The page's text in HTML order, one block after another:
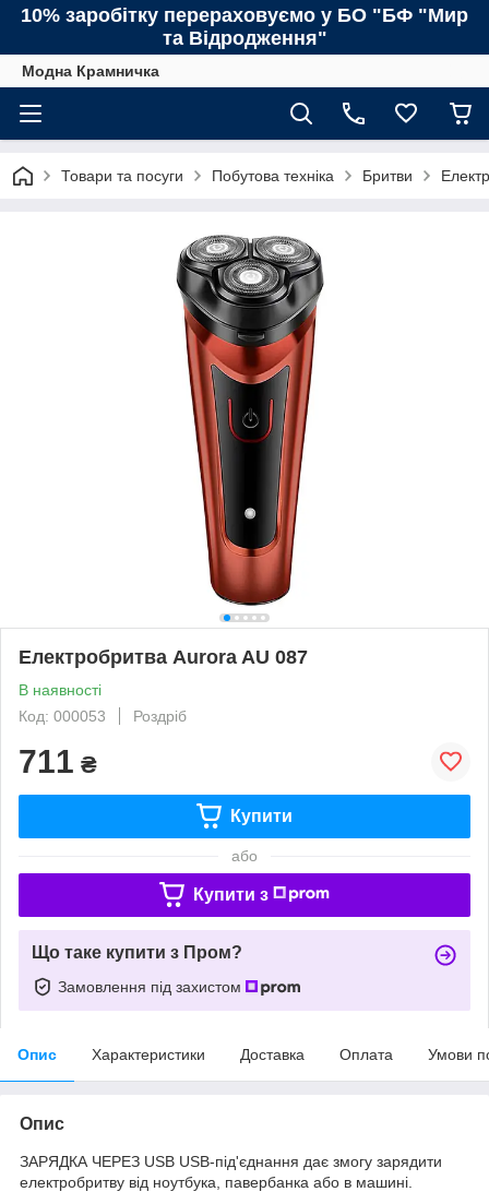
10% заробітку перераховуємо у БО "БФ "Мир
та Відродження"
Модна Крамничка
Товари та посуги Побутова техніка Бритви
Електробритва Aurora AU 087
В наявності
Код: 000053
Роздріб
711 ₴
Купити
або
Купити з
Що таке купити з Пром?
Замовлення під захистом
Опис Характеристики Доставка Оплата Умови
Опис
ЗАРЯДКА ЧЕРЕЗ USB USB-під'єднання дає змогу зарядити
електробритву від ноутбука, павербанка або в машині.